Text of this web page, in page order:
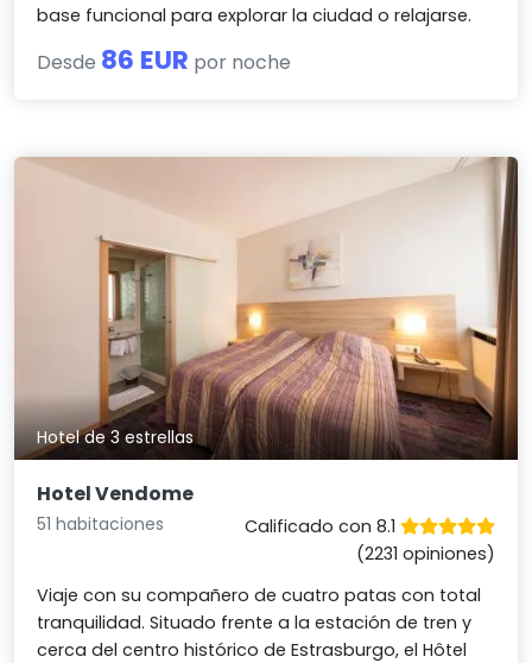
base funcional para explorar la ciudad o relajarse.
Desde 86 EUR por noche
Hotel de 3 estrellas
Hotel Vendome
51 habitaciones
Calificado con 8.1
(2231 opiniones)
Viaje con su compañero de cuatro patas con total
tranquilidad. Situado frente a la estación de tren y
cerca del centro histórico de Estrasburgo, el Hôtel